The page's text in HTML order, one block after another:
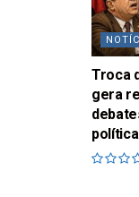
Troca
gera